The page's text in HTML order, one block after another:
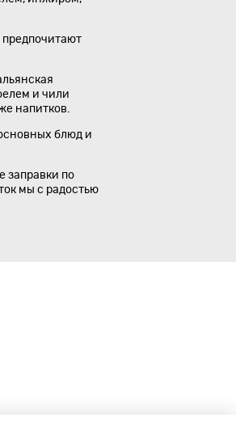
предпочитают
и чили
напитков.
блюд и
заправки по
мы с радостью